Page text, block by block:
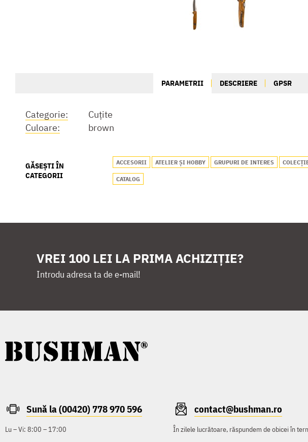
PARAMETRII DESCRIERE GPSR
Categorie:
Cuțite
Culoare:
brown
GĂSEȘTI ÎN
CATEGORII
ACCESORII ATELIER ȘI HOBBY GRUPURI DE INTERES
CATALOG
VREI 100 LEI LA PRIMA ACHIZIȚIE?
Introdu adresa ta de e-mail!
Sună la (00420) 778 970 596
Lu – Vi: 8:00 – 17:00
contact@bushman.ro
În zilele lucrătoare, răspundem de obicei în